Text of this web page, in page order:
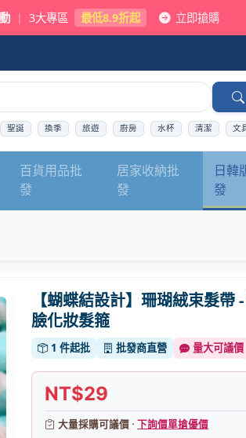
| 3大專區 最低8.9折起 立即搶購
聖誕 換季 旅遊 廚房 水杯 清潔 文
百貨用品批
發
居家收納批
發
日韓
發
【蝴蝶結設計】珊瑚絨束髮帶
臉化妝髮箍
1 件起批 批發商直營 量大可議價
NT$29
大量採購可議價 ·下詢價單搶優價